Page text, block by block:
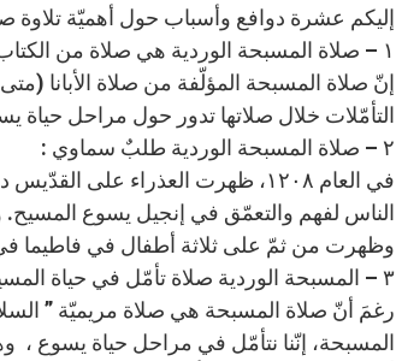
إليكم عشرة دوافع وأسباب حول أهميّة تلاوة
١ – صلاة المسبحة الوردية هي صلاة من الكتاب المقدّس :
التأمّلات خلال صلاتها تدور حول مراحل حياة
٢ – صلاة المسبحة الوردية طلبٌ سماوي :
في العام ١٢٠٨، ظهرت العذراء
الناس لفهم والتعمّق في إنجيل يسوع
وظهرت من ثمّ على ثلاثة أطفال في فاطيما
٣ – المسبحة الوردية صلاة تأمّل في حياة المسيح :
رغمَ أنّ صلاة المسبحة هي صلاة مريميّة ”
المسبحة، إنّنا نتأمّل في مراحل حياة يسوع